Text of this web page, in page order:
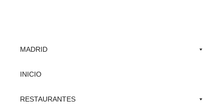
mainMADRID
INICIO
RESTAURANTES